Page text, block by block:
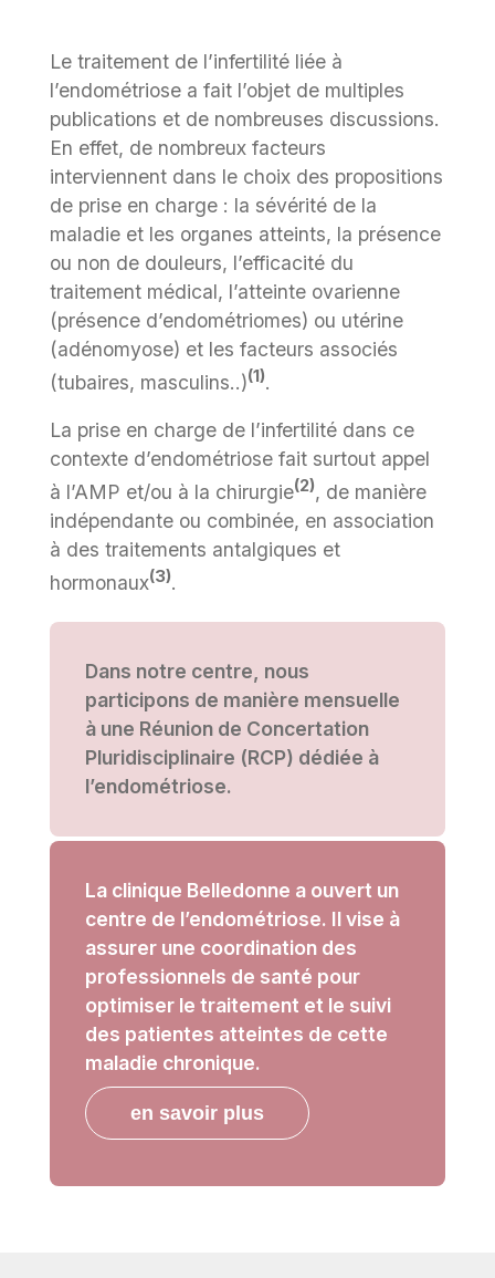
Dans notre centre, nous
participons de manière mensuelle
à une Réunion de Concertation
Pluridisciplinaire (RCP) dédiée à
l’endométriose.
La clinique Belledonne a ouvert un
centre de l’endométriose. Il vise à
assurer une coordination des
professionnels de santé pour
optimiser le traitement et le suivi
des patientes atteintes de cette
maladie chronique.
en savoir plus
Le traitement de l’infertilité liée à
l’endométriose a fait l’objet de multiples
publications et de nombreuses discussions.
En effet, de nombreux facteurs
interviennent dans le choix des propositions
de prise en charge : la sévérité de la
maladie et les organes atteints, la présence
ou non de douleurs, l’efficacité du
traitement médical, l’atteinte ovarienne
(présence d’endométriomes) ou utérine
(adénomyose) et les facteurs associés
(tubaires, masculins..)(1).
La prise en charge de l’infertilité dans ce
contexte d’endométriose fait surtout appel
à l’AMP et/ou à la chirurgie(2), de manière
indépendante ou combinée, en association
à des traitements antalgiques et
hormonaux(3).